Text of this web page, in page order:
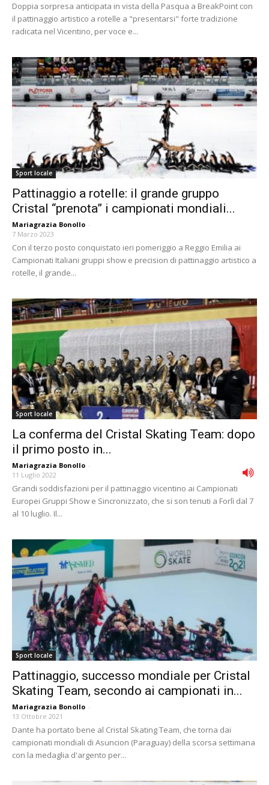
Doppia sorpresa anticipata in vista della Pasqua a BreakPoint con
il pattinaggio artistico a rotelle a "presentarsi" forte tradizione
radicata nel Vicentino, per voce e...
Sport locale
Pattinaggio a rotelle: il grande gruppo
Cristal “prenota” i campionati mondiali...
Mariagrazia Bonollo -
7 Marzo 2023
Con il terzo posto conquistato ieri pomeriggio a Reggio Emilia ai
Campionati Italiani gruppi show e precision di pattinaggio artistico a
rotelle, il grande...
Sport locale
La conferma del Cristal Skating Team: dopo
il primo posto in...
Mariagrazia Bonollo -
11 Luglio 2022
Grandi soddisfazioni per il pattinaggio vicentino ai Campionati
Europei Gruppi Show e Sincronizzato, che si son tenuti a Forlì dal 7
al 10 luglio. Il...
Sport locale
Pattinaggio, successo mondiale per Cristal
Skating Team, secondo ai campionati in...
Mariagrazia Bonollo -
13 Ottobre 2021
Dante ha portato bene al Cristal Skating Team, che torna dai
campionati mondiali di Asuncion (Paraguay) della scorsa settimana
con la medaglia d'argento per...